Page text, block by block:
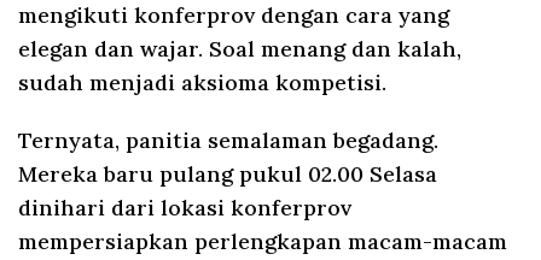
mengikuti konferprov dengan cara yang
elegan dan wajar. Soal menang dan kalah,
sudah menjadi aksioma kompetisi.
Ternyata, panitia semalaman begadang.
Mereka baru pulang pukul 02.00 Selasa
dinihari dari lokasi konferprov
mempersiapkan perlengkapan macam-macam